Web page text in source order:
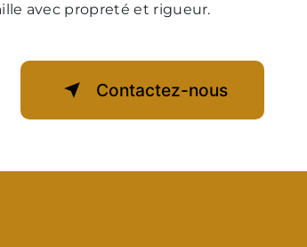
avec propreté et rigueur.
Contactez-nous